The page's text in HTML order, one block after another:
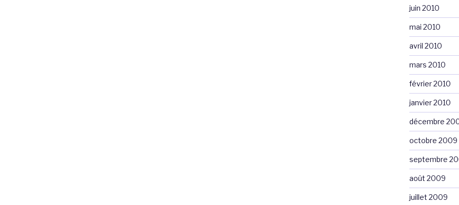
juin 2010
mai 2010
avril 2010
mars 2010
février 2010
janvier 2010
décembre
octobre 2009
septembre
août 2009
juillet 2009